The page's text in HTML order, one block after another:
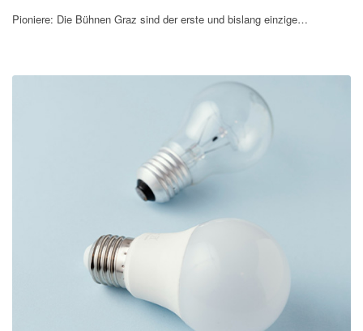
Pioniere: Die Bühnen Graz sind der erste und bislang einzige…